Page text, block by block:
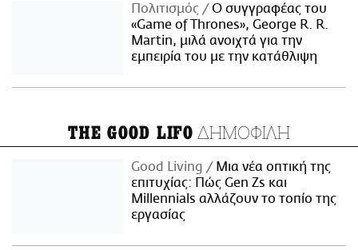
Πολιτισμός
Ο συγγραφέας του
«Game of Thrones», George R. R.
Martin, μιλά ανοιχτά για την
εμπειρία του με την κατάθλιψη
THE GOOD LIFO ΔΗΜΟΦΙΛΗ
Good Living
Μια νέα οπτική της
επιτυχίας: Πώς Gen Zs και
Millennials αλλάζουν το τοπίο της
εργασίας